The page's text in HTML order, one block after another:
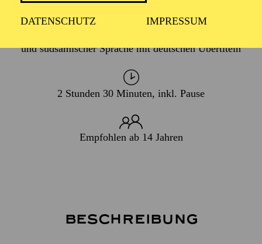
DATENSCHUTZ IMPRESSUM
und südsamischer Sprache mit deutschen Übertiteln
2 Stunden 30 Minuten, inkl. Pause
Empfohlen ab 14 Jahren
Beschreibung